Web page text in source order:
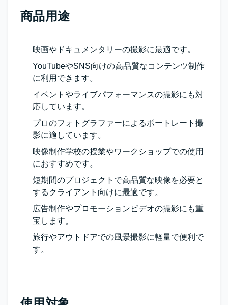
商品用途
映画やドキュメンタリーの撮影に最適です。
YouTubeやSNS向けの高品質なコンテンツ制作
に利用できます。
イベントやライブパフォーマンスの撮影にも対
応しています。
プロのフォトグラファーによるポートレート撮
影に適しています。
映像制作学校の授業やワークショップでの使用
におすすめです。
短期間のプロジェクトで高品質な映像を必要と
するクライアント向けに最適です。
広告制作やプロモーションビデオの撮影にも重
宝します。
旅行やアウトドアでの風景撮影に軽量で便利で
す。